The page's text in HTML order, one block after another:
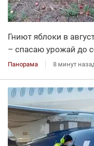
Гниют яблоки в
– спасаю урожай до
Панорама 8 минут